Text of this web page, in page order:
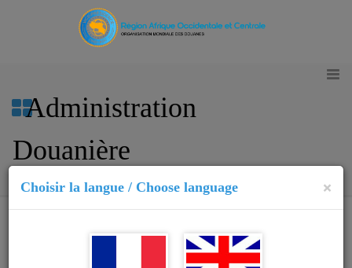
Administration
Douanière
DIRECTION GENERALE DES DOUANES ET DES
Choisir la langue / Choose language ×